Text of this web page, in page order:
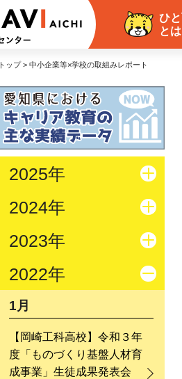
ひ
と
トップ > 中小企業等×学校の取組みレポート
2025年
2024年
2023年
2022年
1月
【岡崎工科高校】令和３年
度「ものづくり基盤人材育
成事業」生徒成果発表会